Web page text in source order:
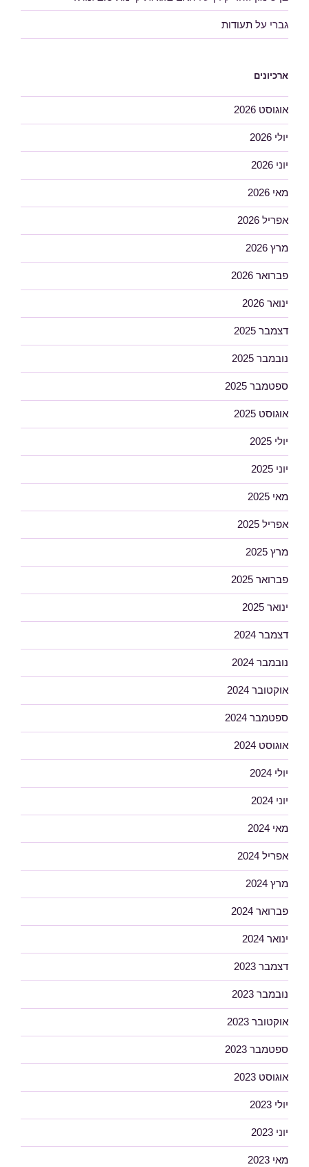
גברי על תעודות
ארכיונים
אוגוסט 2026
יולי 2026
יוני 2026
מאי 2026
אפריל 2026
מרץ 2026
פברואר 2026
ינואר 2026
דצמבר 2025
נובמבר 2025
ספטמבר 2025
אוגוסט 2025
יולי 2025
יוני 2025
מאי 2025
אפריל 2025
מרץ 2025
פברואר 2025
ינואר 2025
דצמבר 2024
נובמבר 2024
אוקטובר 2024
ספטמבר 2024
אוגוסט 2024
יולי 2024
יוני 2024
מאי 2024
אפריל 2024
מרץ 2024
פברואר 2024
ינואר 2024
דצמבר 2023
נובמבר 2023
אוקטובר 2023
ספטמבר 2023
אוגוסט 2023
יולי 2023
יוני 2023
מאי 2023